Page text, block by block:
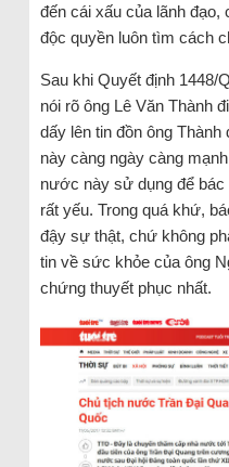
đến cái xấu của lãnh đạo,
độc quyền luôn tìm cách
Sau khi Quyết định 1448/
nói rõ ông Lê Văn Thành
dấy lên tin đồn ông
này càng ngày càng
nước này sử dụng để bác
rất yếu. Trong quá khứ,
đậy sự thật, chứ không
tin về sức khỏe của ông
chứng thuyết phục nhất.